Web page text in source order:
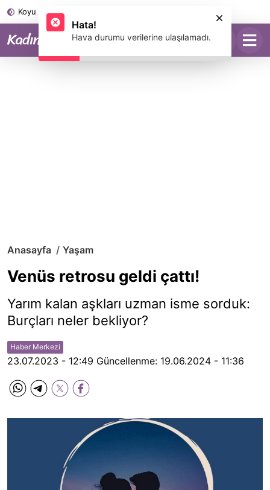
Koyu Mod
Anasayfa Yaşam
Venüs retrosu geldi çattı!
Yarım kalan aşkları uzman isme sorduk:
Burçları neler bekliyor?
Haber Merkezi
23.07.2023 - 12:49 Güncellenme: 19.06.2024 - 11:36
Hata!
Hava durumu verilerine ulaşılamadı.